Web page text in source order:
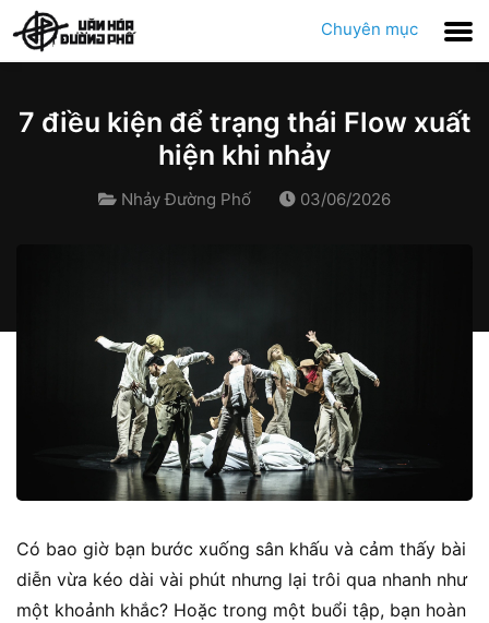
Chuyên mục
7 điều kiện để trạng thái Flow xuất
hiện khi nhảy
Nhảy Đường Phố 03/06/2026
Có bao giờ bạn bước xuống sân khấu và cảm thấy bài
diễn vừa kéo dài vài phút nhưng lại trôi qua nhanh như
một khoảnh khắc? Hoặc trong một buổi tập, bạn hoàn